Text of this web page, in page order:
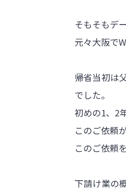
そもそもデ
元々大阪で
帰省当初は
でした。
初めの1、2
このご依頼
このご依頼
下請け業の